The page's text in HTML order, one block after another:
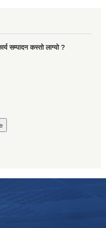
सम्पादन कस्तो लाग्यो ?